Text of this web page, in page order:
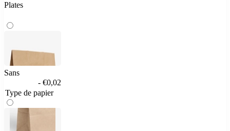
Plates
Sans
- €0,02
Type de papier